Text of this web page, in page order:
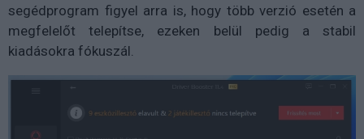
segédprogram figyel arra is, hogy több verzió esetén a
megfelelőt telepítse, ezeken belül pedig a stabil
kiadásokra fókuszál.